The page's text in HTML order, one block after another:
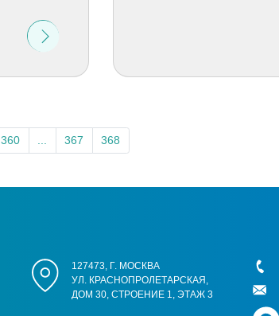
360 367 368
127473, Г. МОСКВА
УЛ. КРАСНОПРОЛЕТАРСКАЯ,
ДОМ 30, СТРОЕНИЕ 1, ЭТАЖ 3